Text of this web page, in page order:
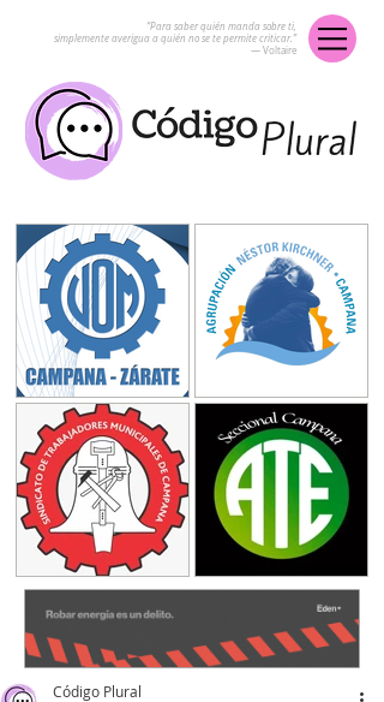
“Para saber quién manda sobre ti,
simplemente averigua a quién no se te permite criticar.”
― Voltaire
Código Plural